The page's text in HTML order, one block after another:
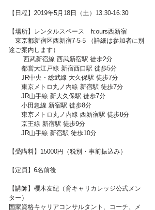
【日程】2019年5月18日（土）13:30-16:30
【場所】レンタルスペース　h:ours西新宿
東京都新宿区西新宿7-5-5 （詳細は参加者に別
途ご案内します）
西武新宿線 西武新宿駅 徒歩2分
都営大江戸線 新宿西口駅 徒歩5分
JR中央・総武線 大久保駅 徒歩7分
東京メトロ丸ノ内線 新宿駅 徒歩7分
JR山手線 新大久保駅 徒歩7分
小田急線 新宿駅 徒歩8分
東京メトロ丸ノ内線 西新宿駅 徒歩8分
京王線 新宿駅 徒歩9分
JR山手線 新宿駅 徒歩10分
【受講料】15000円（税別・事前振込み）
【定員】6名前後
【講師】櫻木友紀（育キャリカレッジ公式メン
ター）
国家資格キャリアコンサルタント、コーチ、メ